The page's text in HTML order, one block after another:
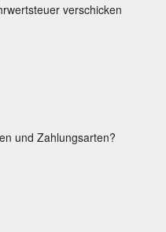
verschicken
und Zahlungsarten?